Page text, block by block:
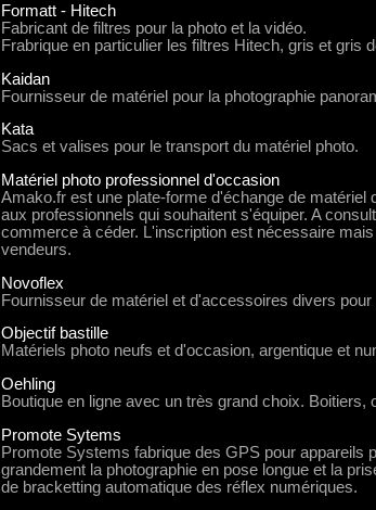
Formatt - Hitech
Fabricant de filtres pour la photo et la vidéo.
Frabrique en particulier les filtres Hitech, gris et gris
Kaidan
Fournisseur de matériel pour la photographie
Kata
Sacs et valises pour le transport du matériel photo.
Matériel photo professionnel d'occasion
Amako.fr est une plate-forme d'échange de matériel
aux professionnels qui souhaitent s'équiper. A
commerce à céder. L'inscription est nécessaire
vendeurs.
Novoflex
Fournisseur de matériel et d'accessoires divers pour
Objectif bastille
Matériels photo neufs et d'occasion, argentique et
Oehling
Boutique en ligne avec un très grand choix. Boitiers,
Promote Sytems
Promote Systems fabrique des GPS pour appareils
grandement la photographie en pose longue et la
de bracketting automatique des réflex numériques.